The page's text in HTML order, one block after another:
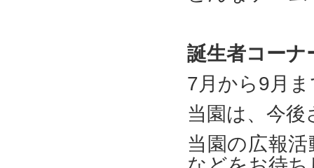
誕生者コーナ
7月から9月
当園は、今
当園の広報